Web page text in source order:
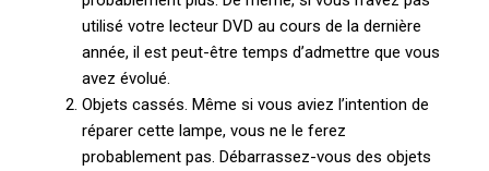
utilisé votre lecteur DVD au cours de la dernière
année, il est peut-être temps d’admettre que vous
avez évolué.
Objets cassés. Même si vous aviez l’intention de
réparer cette lampe, vous ne le ferez
probablement pas. Débarrassez-vous des objets